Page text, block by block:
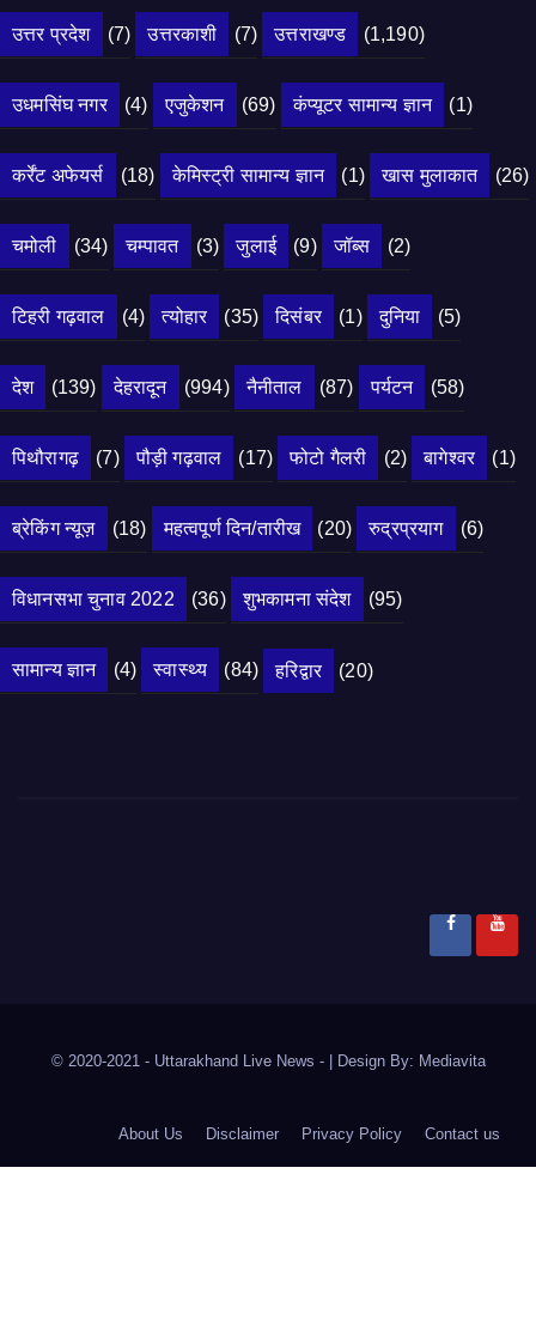
उत्तर प्रदेश (7) उत्तरकाशी (7) उत्तराखण्ड (1,190)
उधमसिंघ नगर (4) एजुकेशन (69) कंप्यूटर सामान्य ज्ञान (1)
कर्रेंट अफेयर्स (18) केमिस्ट्री सामान्य ज्ञान (1) खास मुलाकात (26)
चमोली (34) चम्पावत (3) जुलाई (9) जॉब्स (2)
टिहरी गढ़वाल (4) त्योहार (35) दिसंबर (1) दुनिया (5)
देश (139) देहरादून (994) नैनीताल (87) पर्यटन (58)
पिथौरागढ़ (7) पौड़ी गढ़वाल (17) फोटो गैलरी (2) बागेश्वर (1)
ब्रेकिंग न्यूज़ (18) महत्वपूर्ण दिन/तारीख (20) रुद्रप्रयाग (6)
विधानसभा चुनाव 2022 (36) शुभकामना संदेश (95)
सामान्य ज्ञान (4) स्वास्थ्य (84) हरिद्वार (20)
© 2020-2021 - Uttarakhand Live News - | Design By: Mediavita
About Us Disclaimer Privacy Policy Contact us